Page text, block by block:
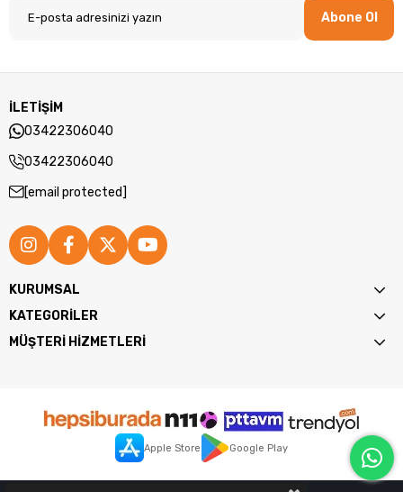
Model: GI1560II
Ana Ekran:
Müşteri Ekranı:
Kullanım Alanı:
satış noktaları
Abone Ol
İLETİŞİM
03422306040
03422306040
[email protected]
KURUMSAL
KATEGORİLER
MÜŞTERİ HİZMETLERİ
Apple Store Google Play